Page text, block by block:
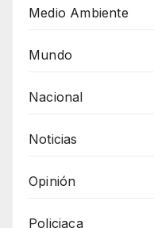
Medio Ambiente
Mundo
Nacional
Noticias
Opinión
Policiaca